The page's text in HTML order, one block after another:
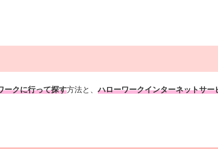
ークに行って探す方法と、ハローワークインターネットサー